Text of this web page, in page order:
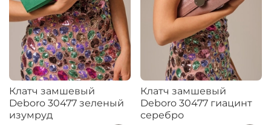
Клатч замшевый
Deboro 30477 зеленый
изумруд
Клатч замшевый
Deboro 30477 гиацинт
серебро